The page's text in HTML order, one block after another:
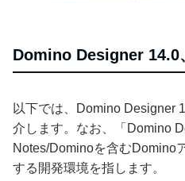
Domino Designer 14.0
以下では、Domino Designer
介します。なお、「Domino
Notes/Dominoを含むDomino
する開発環境を指します。